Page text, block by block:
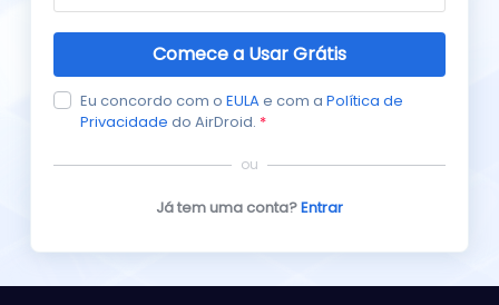
Comece a Usar Grátis
Eu concordo com o EULAe com a Política de
Privacidade do AirDroid. *
ou
Já tem uma conta?Entrar